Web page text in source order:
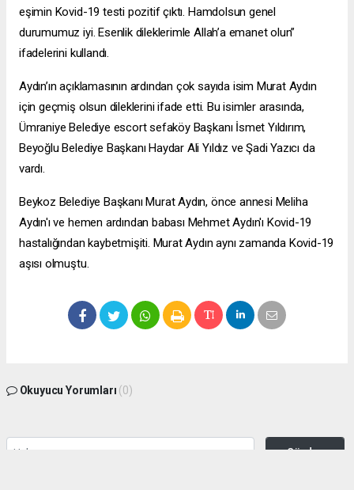
eşimin Kovid-19 testi pozitif çıktı. Hamdolsun genel
durumumuz iyi. Esenlik dileklerimle Allah’a emanet olun”
ifadelerini kullandı.
Aydın’ın açıklamasının ardından çok sayıda isim Murat Aydın
için geçmiş olsun dileklerini ifade etti. Bu isimler arasında,
Ümraniye Belediye escort sefaköyBaşkanı İsmet Yıldırım,
Beyoğlu Belediye Başkanı Haydar Ali Yıldız ve Şadi Yazıcı da
vardı.
Beykoz Belediye Başkanı Murat Aydın, önce annesi Meliha
Aydın'ı ve hemen ardından babası Mehmet Aydın'ı Kovid-19
hastalığından kaybetmişiti. Murat Aydın aynı zamanda Kovid-19
aşısı olmuştu.
Okuyucu Yorumları (0)
Gönder